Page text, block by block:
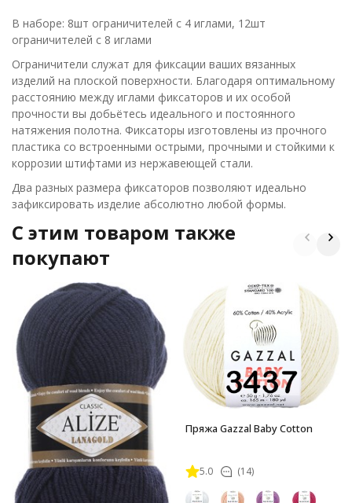
В наборе: 8шт ограничителей с 4 иглами, 12шт
ограничителей с 8 иглами
Ограничители служат для фиксации ваших вязанных
изделий на плоской поверхности. Благодаря оптимальному
расстоянию между иглами фиксаторов и их особой
прочности вы добьётесь идеального и постоянного
натяжения полотна. Фиксаторы изготовлены из прочного
пластика со встроенными острыми, прочными и стойкими к
коррозии штифтами из нержавеющей стали.
Два разных размера фиксаторов позволяют идеально
зафиксировать изделие абсолютно любой формы.
C этим товаром также
покупают
Пряжа Gazzal Baby Cotton
5.0 (14)